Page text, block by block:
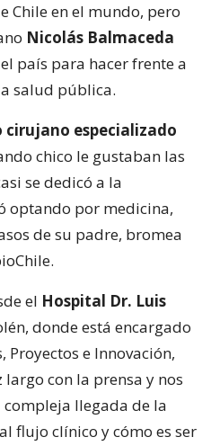
Chile en el mundo, pero
Nicolás Balmaceda
país para hacer frente a
salud pública.
cirujano especializado
chico le gustaban las
se dedicó a la
optando por medicina,
de su padre, bromea
el Hospital Dr. Luis
donde está encargado
e Innovación,
con la prensa y nos
compleja llegada de la
flujo clínico y cómo es ser